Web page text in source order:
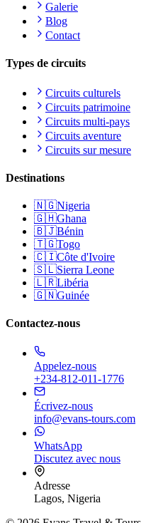
Galerie
Blog
Contact
Types de circuits
Circuits culturels
Circuits patrimoine
Circuits multi-pays
Circuits aventure
Circuits sur mesure
Destinations
🇳🇬Nigeria
🇬🇭Ghana
🇧🇯Bénin
🇹🇬Togo
🇨🇮Côte d'Ivoire
🇸🇱Sierra Leone
🇱🇷Libéria
🇬🇳Guinée
Contactez-nous
Appelez-nous
+234-812-011-1776
Écrivez-nous
info@evans-tours.com
WhatsApp
Discutez avec nous
Adresse
Lagos, Nigeria